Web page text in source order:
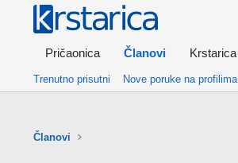
Pričaonica Članovi Krstarica
Trenutno prisutni Nove poruke na profilima
Članovi